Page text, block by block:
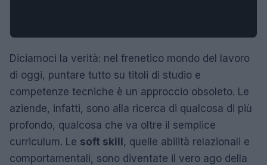
Diciamoci la verità: nel frenetico mondo del lavoro
di oggi, puntare tutto su titoli di studio e
competenze tecniche è un approccio obsoleto. Le
aziende, infatti, sono alla ricerca di qualcosa di più
profondo, qualcosa che va oltre il semplice
curriculum. Le soft skill , quelle abilità relazionali e
comportamentali, sono diventate il vero ago della